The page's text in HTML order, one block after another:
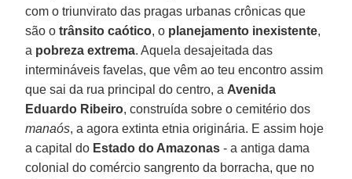
com o triunvirato das pragas urbanas crônicas que
são otrânsito caótico, o planejamento inexistente,
a pobreza extrema. Aquela desajeitada das
intermináveis ​​favelas, que vêm ao teu encontro assim
que sai da rua principal do centro, a Avenida
Eduardo Ribeiro, construída sobre o cemitério dos
manaós, a agora extinta etnia originária. E assim hoje
a capital do Estado do Amazonas - a antiga dama
colonial do comércio sangrento da borracha, que no